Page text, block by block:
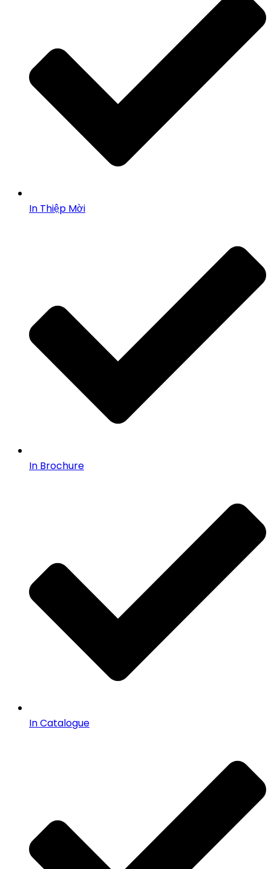
In Thiệp Mời
In Brochure
In Catalogue